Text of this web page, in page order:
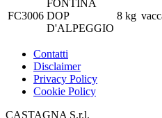
FC3006
FONTINA
DOP
D'ALPEGGIO
8 kg
Contatti
Disclaimer
Privacy Policy
Cookie Policy
CASTAGNA S.r.l.